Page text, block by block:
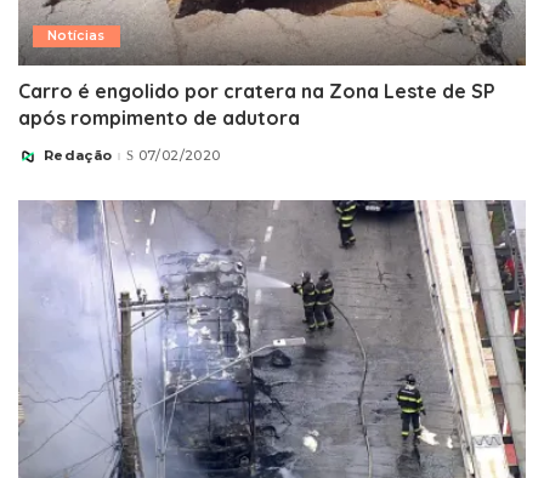
Notícias
Carro é engolido por cratera na Zona Leste de SP
após rompimento de adutora
Posted
Redação 07/02/2020